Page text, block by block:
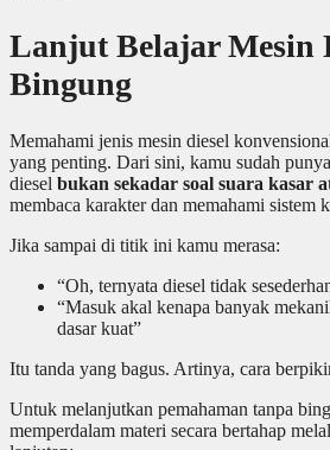
Lanjut Belajar Mesin
Bingung
Memahami jenis mesin diesel
yang penting. Dari sini, kamu sudah
diesel bukan sekadar soal suara kasar
membaca karakter dan memahami sistem
Jika sampai di titik ini kamu merasa:
“Oh, ternyata diesel tidak
“Masuk akal kenapa banyak
dasar kuat”
Itu tanda yang bagus. Artinya, cara
Untuk melanjutkan pemahaman tanpa
memperdalam materi secara bertahap